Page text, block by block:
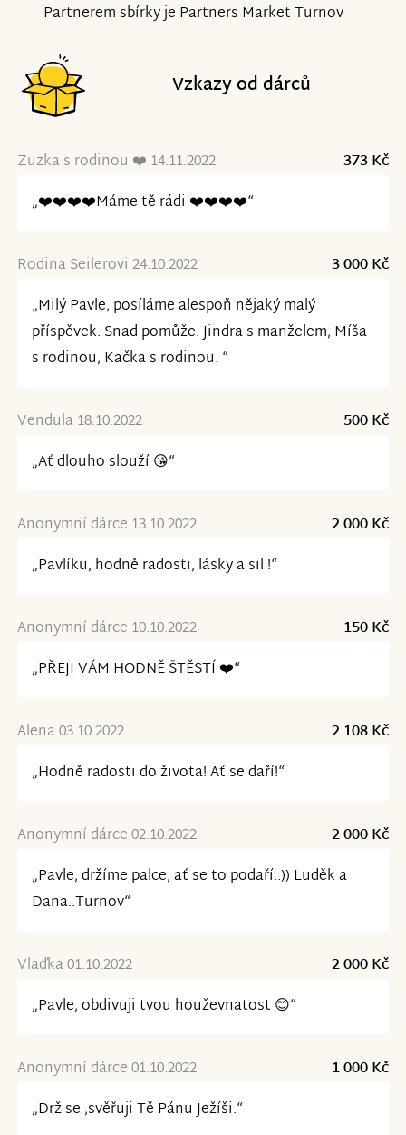
Partnerem sbírky je Partners Market Turnov
Vzkazy od dárců
Zuzka s rodinou ❤️ 14.11.2022
373 Kč
„❤️❤️❤️❤️Máme tě rádi ❤️❤️❤️❤️“
Rodina Seilerovi 24.10.2022
3 000 Kč
„Milý Pavle, posíláme alespoň nějaký malý
příspěvek. Snad pomůže. Jindra s manželem, Míša
s rodinou, Kačka s rodinou. “
Vendula 18.10.2022
500 Kč
„Ať dlouho slouží 😘“
Anonymní dárce 13.10.2022
2 000 Kč
„Pavlíku, hodně radosti, lásky a sil !“
Anonymní dárce 10.10.2022
150 Kč
„PŘEJI VÁM HODNĚ ŠTĚSTÍ ❤️“
Alena 03.10.2022
2 108 Kč
„Hodně radosti do života! Ať se daří!“
Anonymní dárce 02.10.2022
2 000 Kč
„Pavle, držíme palce, ať se to podaří..)) Luděk a
Dana..Turnov“
Vlaďka 01.10.2022
2 000 Kč
„Pavle, obdivuji tvou houževnatost 😊“
Anonymní dárce 01.10.2022
1 000 Kč
„Drž se ,svěřuji Tě Pánu Ježíši.“